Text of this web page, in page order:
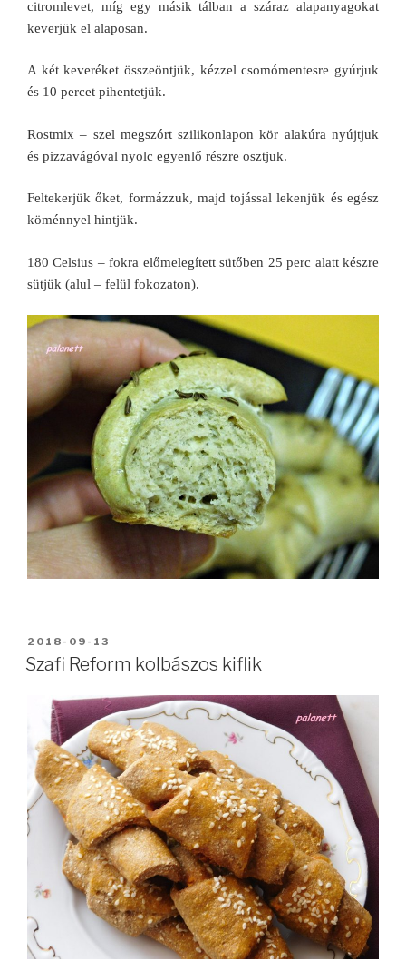
citromlevet, míg egy másik tálban a száraz alapanyagokat
keverjük el alaposan.
A két keveréket összeöntjük, kézzel csomómentesre gyúrjuk
és 10 percet pihentetjük.
Rostmix – szel megszórt szilikonlapon kör alakúra nyújtjuk
és pizzavágóval nyolc egyenlő részre osztjuk.
Feltekerjük őket, formázzuk, majd tojással lekenjük és egész
köménnyel hintjük.
180 Celsius – fokra előmelegített sütőben 25 perc alatt készre
sütjük (alul – felül fokozaton).
BEKÜLDVE:
2018-09-13
Szafi Reform kolbászos kiflik